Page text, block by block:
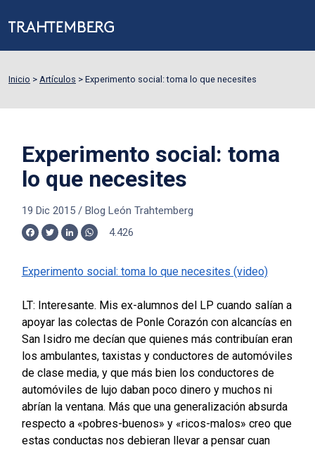
Inicio > Artículos > Experimento social: toma lo que necesites
Experimento social: toma
lo que necesites
19 Dic 2015/ Blog León Trahtemberg
Facebook
TwitterLinkedInWhatsApp
4.426
Experimento social: toma lo que necesites (video)
LT: Interesante. Mis ex-alumnos del LP cuando salían a
apoyar las colectas de Ponle Corazón con alcancías en
San Isidro me decían que quienes más contribuían eran
los ambulantes, taxistas y conductores de automóviles
de clase media, y que más bien los conductores de
automóviles de lujo daban poco dinero y muchos ni
abrían la ventana. Más que una generalización absurda
respecto a «pobres-buenos» y «ricos-malos» creo que
estas conductas nos debieran llevar a pensar cuan